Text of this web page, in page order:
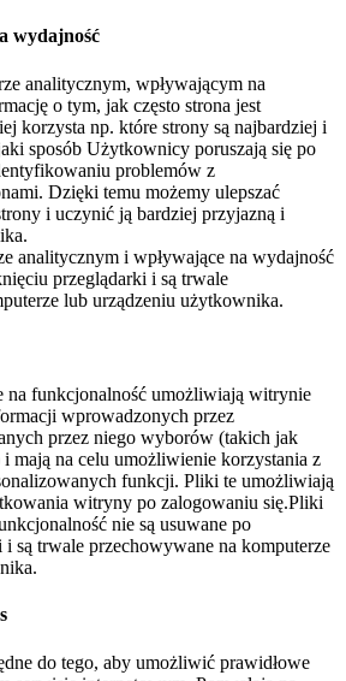
wydajność
analitycznym, wpływającym na
o tym, jak często strona jest
korzysta np. które strony są najbardziej i
sposób Użytkownicy poruszają się po
problemów z
Dzięki temu możemy ulepszać
i uczynić ją bardziej przyjazną i
analitycznym i wpływające na wydajność
przeglądarki i są trwale
lub urządzeniu użytkownika.
na funkcjonalność umożliwiają witrynie
wprowadzonych przez
przez niego wyborów (takich jak
mają na celu umożliwienie korzystania z
funkcji. Pliki te umożliwiają
witryny po zalogowaniu się.Pliki
nie są usuwane po
są trwale przechowywane na komputerze
do tego, aby umożliwić prawidłowe